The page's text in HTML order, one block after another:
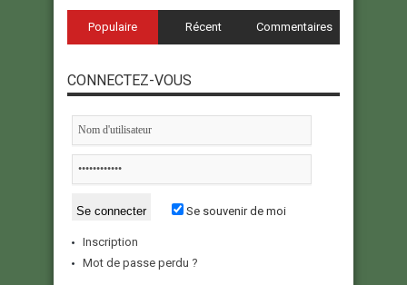
Populaire Récent Commentaires
CONNECTEZ-VOUS
Se souvenir de moi
Inscription
Mot de passe perdu ?